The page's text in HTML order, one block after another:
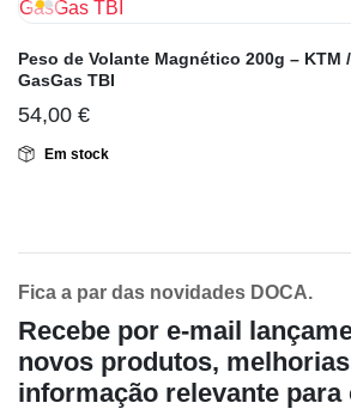
Peso de Volante Magnético 200g – KTM
GasGas TBI
54,00 €
Em stock
Fica a par das novidades DOCA.
Recebe por e-mail
novos produtos,
informação relevante para